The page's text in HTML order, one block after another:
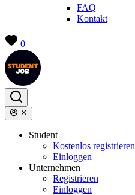
FAQ
Kontakt
0
Student
Kostenlos registrieren
Einloggen
Unternehmen
Registrieren
Einloggen